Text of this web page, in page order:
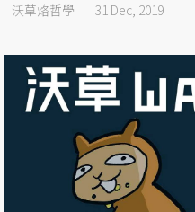
沃草烙哲學 31 Dec, 2019